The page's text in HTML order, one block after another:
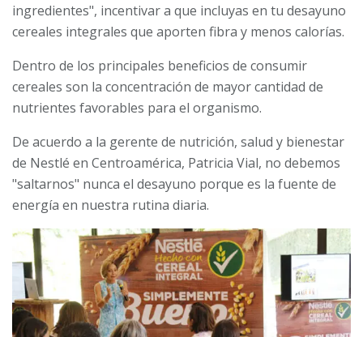
ingredientes", incentivar a que incluyas en tu desayuno
cereales integrales que aporten fibra y menos calorías.
Dentro de los principales beneficios de consumir
cereales son la concentración de mayor cantidad de
nutrientes favorables para el organismo.
De acuerdo a la gerente de nutrición, salud y bienestar
de Nestlé en Centroamérica, Patricia Vial, no debemos
"saltarnos" nunca el desayuno porque es la fuente de
energía en nuestra rutina diaria.